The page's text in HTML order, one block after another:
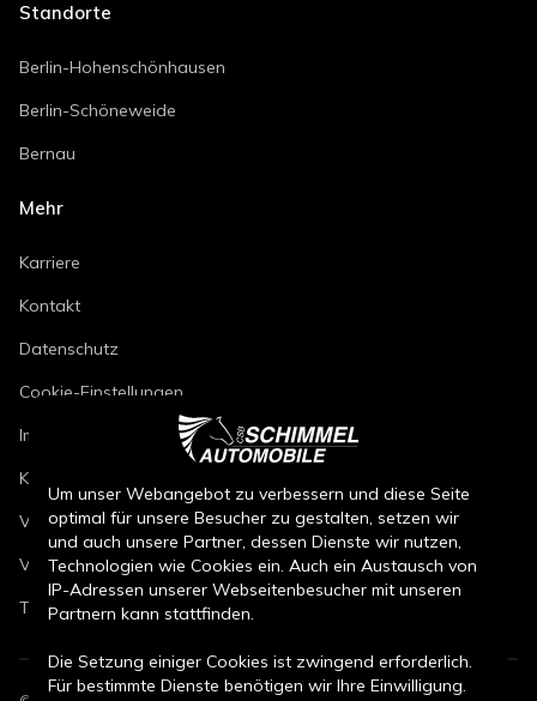
Standorte
Berlin-Hohenschönhausen
Berlin-Schöneweide
Bernau
Mehr
Karriere
Kontakt
Datenschutz
Cookie-Einstellungen
Impressum
Kfz-Reparaturbedingungen
Verkaufsbedingungen Neuwagen
Verkaufsbedingungen Gebrauchtwagen
Teileverkaufsbedingungen
Um unser Webangebot zu verbessern und diese Seite
optimal für unsere Besucher zu gestalten, setzen wir
und auch unsere Partner, dessen Dienste wir nutzen,
Technologien wie Cookies ein. Auch ein Austausch von
IP-Adressen unserer Webseitenbesucher mit unseren
Partnern kann stattfinden.
Die Setzung einiger Cookies ist zwingend erforderlich.
Für bestimmte Dienste benötigen wir Ihre Einwilligung.